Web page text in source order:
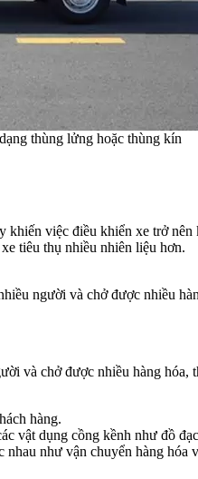
thùng lửng hoặc thùng kín
việc điều khiển xe trở
tiêu thụ nhiều nhiên liệu hơn.
người và chở được nhiều
và chở được nhiều hàng
hàng.
vật dụng cồng kềnh như đồ
như vận chuyển hàng hóa